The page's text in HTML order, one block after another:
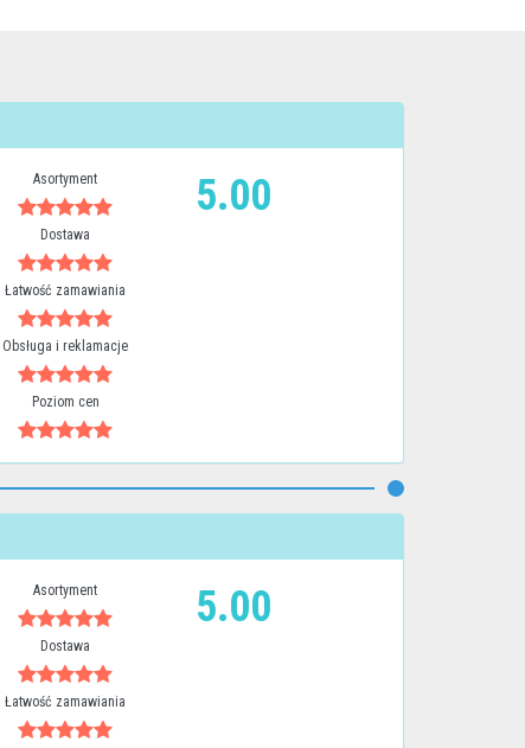
Asortyment
Dostawa
Łatwość zamawiania
Obsługa i reklamacje
Poziom cen
5.00
Asortyment
Dostawa
Łatwość zamawiania
5.00